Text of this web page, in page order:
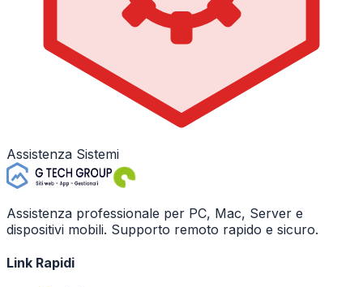
Assistenza Sistemi
Assistenza professionale per PC, Mac, Server e
dispositivi mobili. Supporto remoto rapido e sicuro.
Link Rapidi